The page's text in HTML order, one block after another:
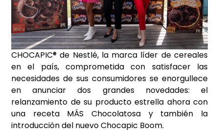
CHOCAPIC® de Nestlé, la marca líder de cereales
en el país, comprometida con satisfacer las
necesidades de sus consumidores se enorgullece
en anunciar dos grandes novedades: el
relanzamiento de su producto estrella ahora con
una receta MÁS Chocolatosa y también la
introducción del nuevo Chocapic Boom.